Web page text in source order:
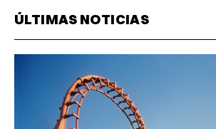
ÚLTIMAS NOTICIAS